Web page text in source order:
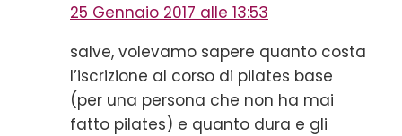
25 Gennaio 2017 alle 13:53
salve, volevamo sapere quanto costa
l’iscrizione al corso di pilates base
(per una persona che non ha mai
fatto pilates) e quanto dura e gli